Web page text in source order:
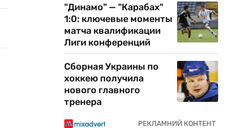
"Динамо" — "Карабах"
1:0: ключевые моменты
матча квалификации
Лиги конференций
Сборная Украины по
хоккею получила
нового главного
тренера